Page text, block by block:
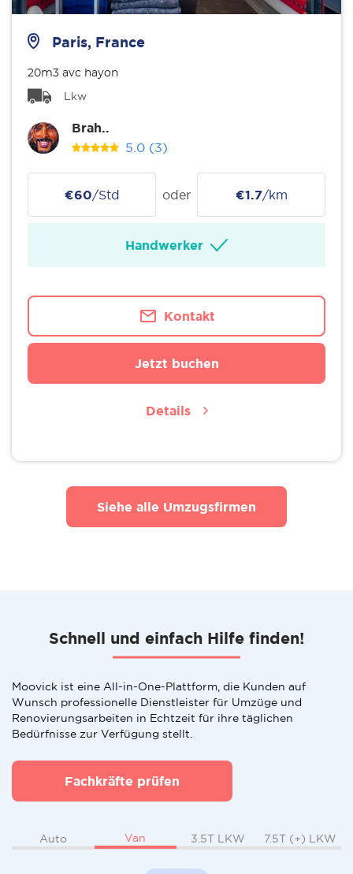
Paris, France
20m3 avc hayon
Lkw
Brah..
5.0 (3)
€60/Std oder €1.7/km
Handwerker
Kontakt
Jetzt buchen
Details
Siehe alle Umzugsfirmen
Schnell und einfach Hilfe finden!
Moovick ist eine All-in-One-Plattform, die Kunden auf
Wunsch professionelle Dienstleister für Umzüge und
Renovierungsarbeiten in Echtzeit für ihre täglichen
Bedürfnisse zur Verfügung stellt.
Fachkräfte prüfen
Auto Van 3.5T LKW 7.5T (+) LKW